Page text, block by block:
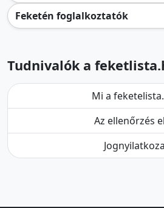
Feketén foglalkoztatók
Tudnivalók a
Mi a
Az ellenőrzés